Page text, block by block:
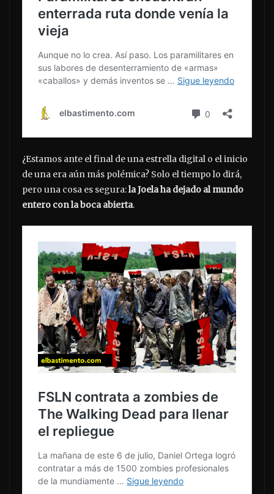
¿Estamos ante el final de una estrella digital o el inicio
de una era aún más polémica? Solo el tiempo lo dirá,
pero una cosa es segura:la Joela ha dejado al mundo
entero con la boca abierta.